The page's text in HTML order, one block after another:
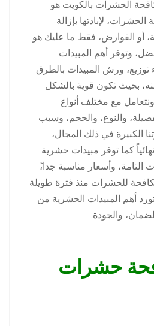
الحشرات بالكويت هو
لإبادتها بإزالة
أو القوارض، فقط ما عليك هو
وتوفر أهم المبيدات
توزيع، ورش المبيدات بالطرق
بحيث تكون قوية بالشكل
مع مختلف أنواع
والنوع، والحجم، وسبب
الكبيرة في ذلك المجال،
كما توفر مبيدات حشرية
التامة، وأسعار مناسبة جدا،ً
للحشرات منذ فترة طويلة
ونستورد أهم المبيدات الحشرية من
والجودة.
حشرات